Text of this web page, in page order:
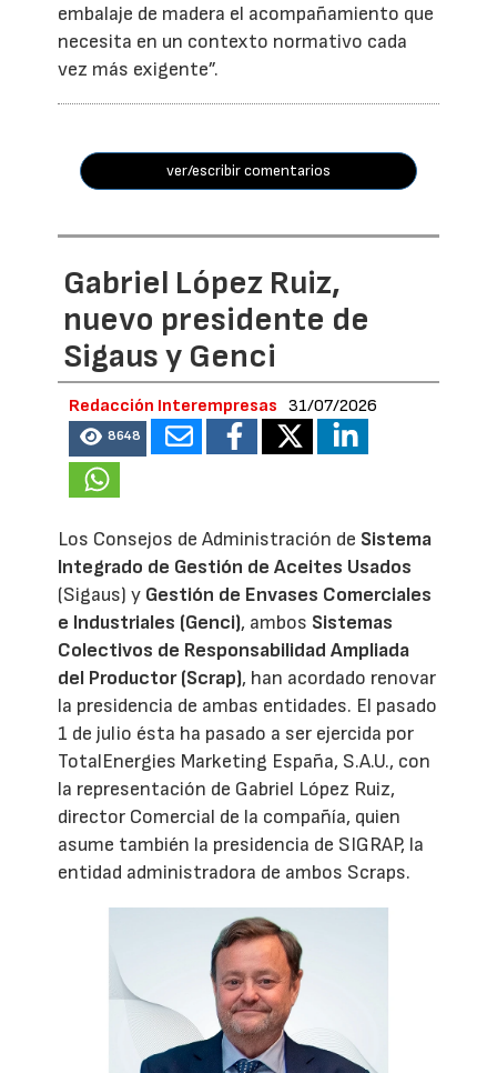
embalaje de madera el acompañamiento que
necesita en un contexto normativo cada
vez más exigente”.
ver/escribir comentarios
Gabriel López Ruiz,
nuevo presidente de
Sigaus y Genci
Redacción Interempresas 31/07/2026
8648
Los Consejos de Administración de Sistema
Integrado de Gestión de Aceites Usados
(Sigaus) y Gestión de Envases Comerciales
e Industriales (Genci), ambos Sistemas
Colectivos de Responsabilidad Ampliada
del Productor (Scrap), han acordado renovar
la presidencia de ambas entidades. El pasado
1 de julio ésta ha pasado a ser ejercida por
TotalEnergies Marketing España, S.A.U., con
la representación de Gabriel López Ruiz,
director Comercial de la compañía, quien
asume también la presidencia de SIGRAP, la
entidad administradora de ambos Scraps.